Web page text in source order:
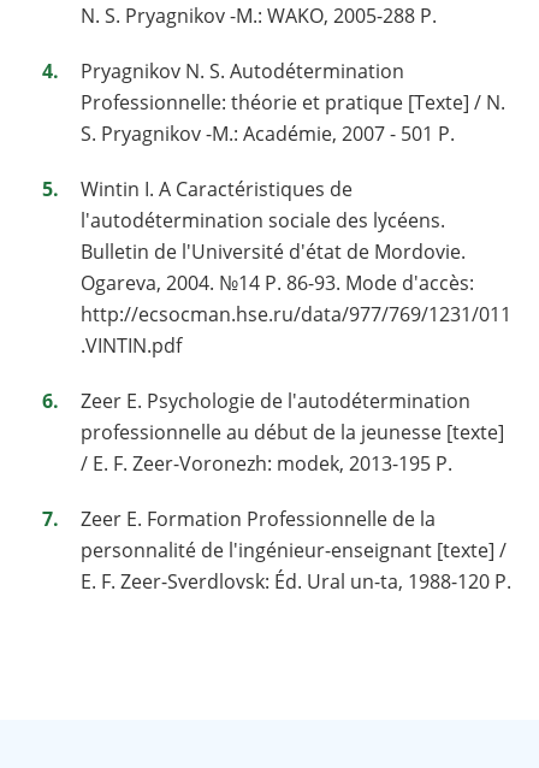
N. S. Pryagnikov -M.: WAKO, 2005-288 P.
Pryagnikov N. S. Autodétermination
Professionnelle: théorie et pratique [Texte] / N.
S. Pryagnikov -M.: Académie, 2007 - 501 P.
Wintin I. A Caractéristiques de
l'autodétermination sociale des lycéens.
Bulletin de l'Université d'état de Mordovie.
Ogareva, 2004. №14 P. 86-93. Mode d'accès:
http://ecsocman.hse.ru/data/977/769/1231/011
.VINTIN.pdf
Zeer E. Psychologie de l'autodétermination
professionnelle au début de la jeunesse [texte]
/ E. F. Zeer-Voronezh: modek, 2013-195 P.
Zeer E. Formation Professionnelle de la
personnalité de l'ingénieur-enseignant [texte] /
E. F. Zeer-Sverdlovsk: Éd. Ural un-ta, 1988-120 P.